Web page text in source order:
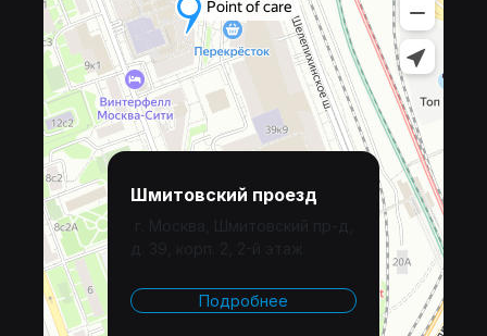
Шмитовский проезд
Подробнее